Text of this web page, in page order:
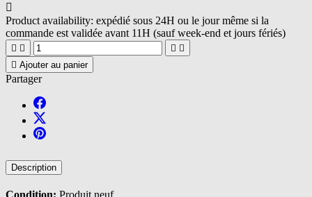

Product availability: expédié sous 24H ou le jour même si la
commande est validée avant 11H (sauf week-end et jours fériés)
   
 Ajouter au panier
Partager
Description
Condition: Produit neuf